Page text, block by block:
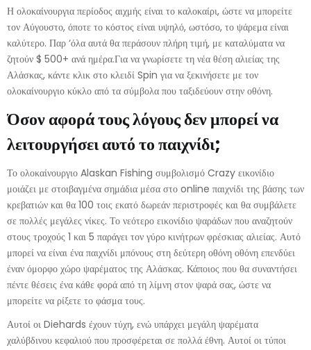
Η ολοκαίνουργια περίοδος αιχμής είναι το καλοκαίρι, ώστε να μπορείτε
τον Αύγουστο, όποτε το κόστος είναι υψηλό, ωστόσο, το ψάρεμα είναι
καλύτερο. Παρ ‘όλα αυτά θα περάσουν πλήρη τιμή, με καταλύματα να
ζητούν $ 500+ ανά ημέρα.Για να γνωρίσετε τη νέα θέση αλιείας της
Αλάσκας, κάντε κλικ στο κλειδί Spin για να ξεκινήσετε με τον
ολοκαίνουργιο κύκλο από τα σύμβολα που ταξιδεύουν στην οθόνη.
Όσον αφορά τους λόγους δεν μπορεί να
λειτουργήσει αυτό το παιχνίδι;
Το ολοκαίνουργιο Alaskan Fishing συμβολισμό Crazy εικονίδιο
μοιάζει με στοιβαγμένα σημάδια μέσα στο online παιχνίδι της βάσης των
κρεβατιών και θα 100 τοις εκατό δωρεάν περιστροφές και θα συμβάλετε
σε πολλές μεγάλες νίκες. Το νεότερο εικονίδιο ψαράδων που αναζητούν
στους τροχούς 1 και 5 παράγει τον γύρο κινήτρων φρέσκιας αλιείας. Αυτό
μπορεί να είναι ένα παιχνίδι μπόνους στη δεύτερη οθόνη οθόνη επενδύει
έναν όμορφο χώρο ψαρέματος της Αλάσκας. Κάποιος που θα συναντήσει
πέντε θέσεις ένα κάθε φορά από τη λίμνη στον ψαρά σας, ώστε να
μπορείτε να ρίξετε το φάσμα τους.
Αυτοί οι Diehards έχουν τύχη, ενώ υπάρχει μεγάλη ψαρέματα
χαλύβδινου κεφαλιού που προσφέρεται σε πολλά έθνη. Αυτοί οι τύποι